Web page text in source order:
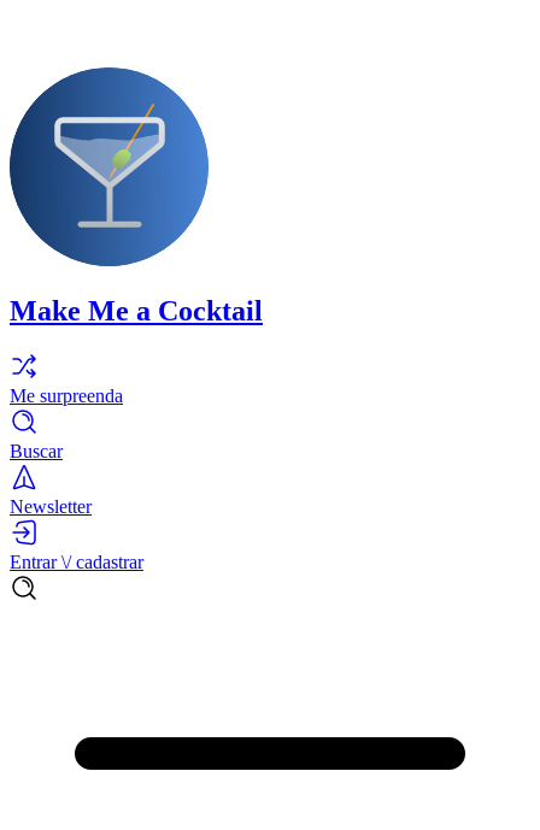
Make Me a Cocktail
Me surpreenda
Buscar
Newsletter
Entrar \/ cadastrar